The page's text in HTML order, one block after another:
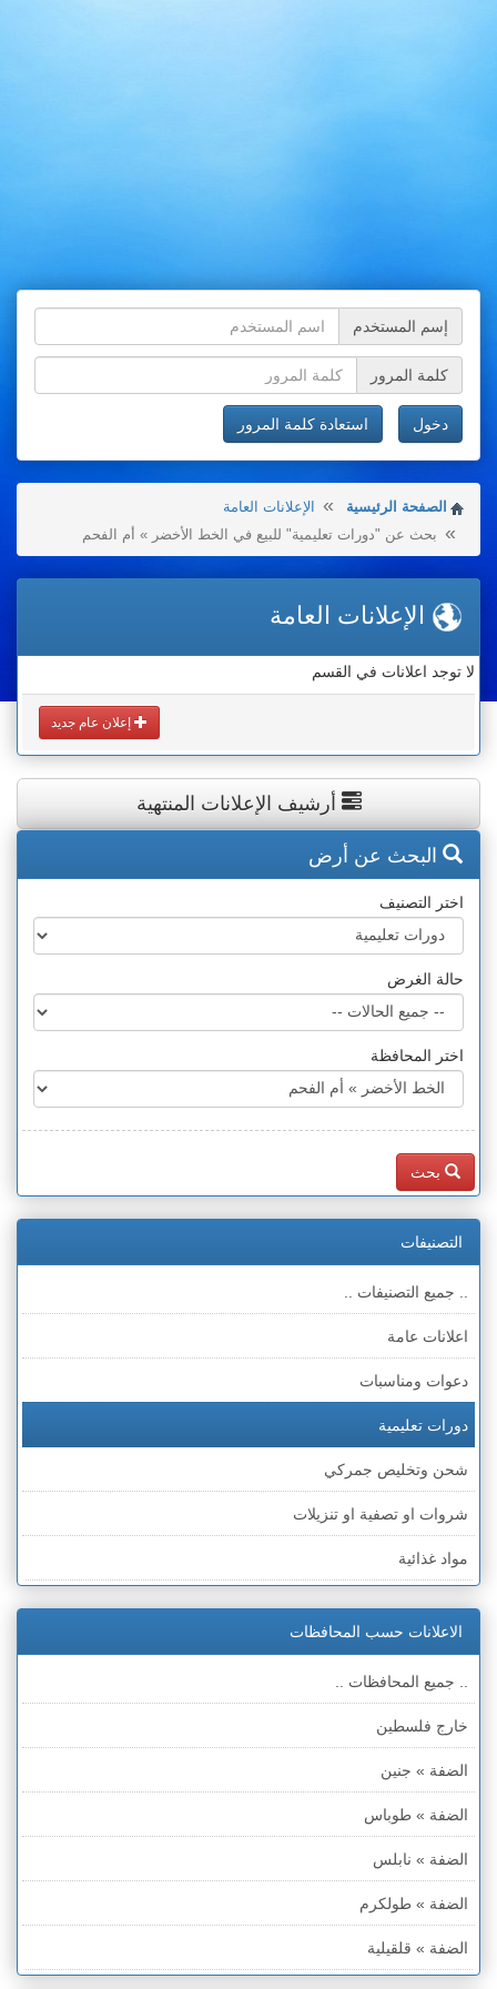
إسم المستخدم
كلمة المرور
دخول استعادة كلمة المرور
الصفحة الرئيسية
الإعلانات العامة
بحث عن "دورات تعليمية" للبيع في الخط الأخضر » أم الفحم
الإعلانات العامة
لا توجد اعلانات في القسم
إعلان عام جديد
أرشيف الإعلانات المنتهية
البحث عن أرض
اختر التصنيف
حالة الغرض
اختر المحافظة
بحث
التصنيفات
.. جميع التصنيفات ..
اعلانات عامة
دعوات ومناسبات
دورات تعليمية
شحن وتخليص جمركي
شروات او تصفية او تنزيلات
مواد غذائية
كمبيوترات وملحقاتها
اتصالات وهواتف وملحقاتها
اجهزة انذار ومراقبة
اجهزة طبية
آلات موسيقية
معدات والات متنوعة
ملابس وأحذية
الاعلانات حسب المحافظات
.. جميع المحافظات ..
خارج فلسطين
الضفة » جنين
الضفة » طوباس
الضفة » نابلس
الضفة » طولكرم
الضفة » قلقيلية